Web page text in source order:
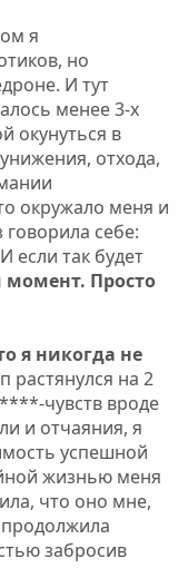
я
но
И тут
менее 3-х
окунуться в
отхода,
окружало меня и
себе:
если так будет
Просто
я никогда не
растянулся на 2
чувств вроде
и отчаяния, я
успешной
жизнью меня
что оно мне,
продолжила
забросив